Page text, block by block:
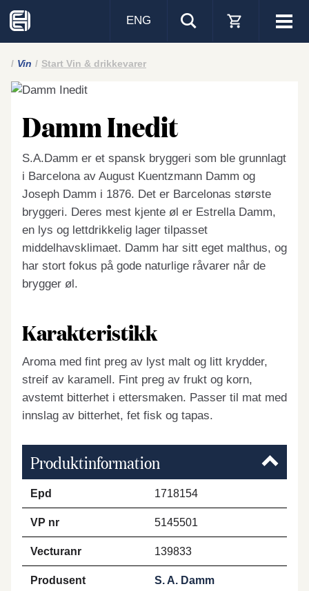
Visa
ENG
Vin Start Vin & drikkevarer
Damm Inedit
S.A.Damm er et spansk bryggeri som ble grunnlagt
i Barcelona av August Kuentzmann Damm og
Joseph Damm i 1876. Det er Barcelonas største
bryggeri. Deres mest kjente øl er Estrella Damm,
en lys og lettdrikkelig lager tilpasset
middelhavsklimaet. Damm har sitt eget malthus, og
har stort fokus på gode naturlige råvarer når de
brygger øl.
Karakteristikk
Aroma med fint preg av lyst malt og litt krydder,
streif av karamell. Fint preg av frukt og korn,
avstemt bitterhet i ettersmaken. Passer til mat med
innslag av bitterhet, fet fisk og tapas.
Produktinformation
Epd 1718154
VP nr 5145501
Vecturanr 139833
Produsent S. A. Damm